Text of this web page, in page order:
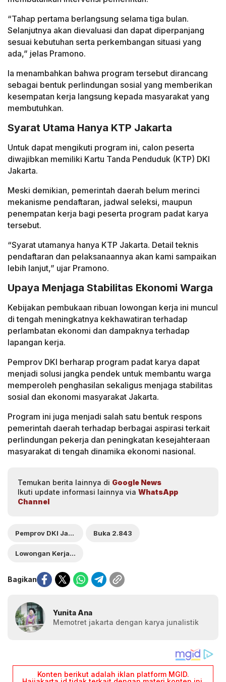
“Tahap pertama berlangsung selama tiga bulan.
Selanjutnya akan dievaluasi dan dapat diperpanjang
sesuai kebutuhan serta perkembangan situasi yang
ada,” jelas Pramono.
Ia menambahkan bahwa program tersebut dirancang
sebagai bentuk perlindungan sosial yang memberikan
kesempatan kerja langsung kepada masyarakat yang
membutuhkan.
Syarat Utama Hanya KTP Jakarta
Untuk dapat mengikuti program ini, calon peserta
diwajibkan memiliki Kartu Tanda Penduduk (KTP) DKI
Jakarta.
Meski demikian, pemerintah daerah belum merinci
mekanisme pendaftaran, jadwal seleksi, maupun
penempatan kerja bagi peserta program padat karya
tersebut.
“Syarat utamanya hanya KTP Jakarta. Detail teknis
pendaftaran dan pelaksanaannya akan kami sampaikan
lebih lanjut,” ujar Pramono.
Upaya Menjaga Stabilitas Ekonomi Warga
Kebijakan pembukaan ribuan lowongan kerja ini muncul
di tengah meningkatnya kekhawatiran terhadap
perlambatan ekonomi dan dampaknya terhadap
lapangan kerja.
Pemprov DKI berharap program padat karya dapat
menjadi solusi jangka pendek untuk membantu warga
memperoleh penghasilan sekaligus menjaga stabilitas
sosial dan ekonomi masyarakat Jakarta.
Program ini juga menjadi salah satu bentuk respons
pemerintah daerah terhadap berbagai aspirasi terkait
perlindungan pekerja dan peningkatan kesejahteraan
masyarakat di tengah dinamika ekonomi nasional.
Temukan berita lainnya di Google News
Ikuti update informasi lainnya via WhatsApp
Channel
Pemprov DKI Jakarta Buka 2.843
Lowongan Kerja Padat Karya
Bagikan
Yunita Ana
Memotret jakarta dengan karya junalistik